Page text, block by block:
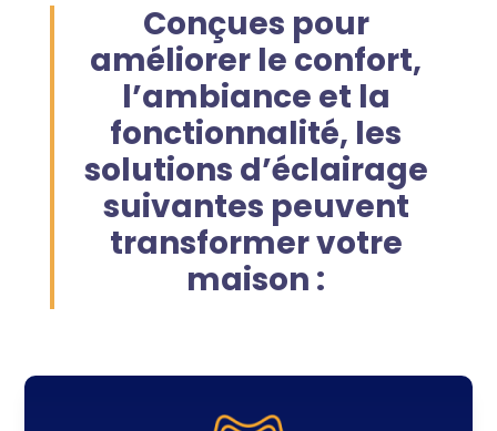
Conçues pour
améliorer le confort,
l’ambiance et la
fonctionnalité, les
solutions d’éclairage
suivantes peuvent
transformer votre
maison :